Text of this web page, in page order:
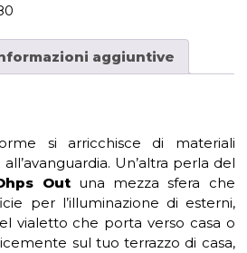
aggiuntive
si arricchisce di materiali
Un’altra perla del
Outuna mezza sfera che
per l’illuminazione di esterni,
vialetto che porta verso casa o
sul tuo terrazzo di casa,